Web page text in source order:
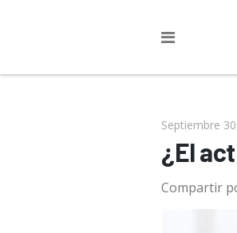
Septiembre
¿El
Compartir